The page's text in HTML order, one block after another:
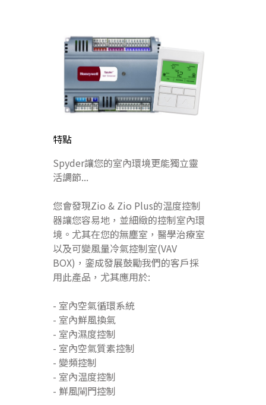
特點
Spyder讓您的室內環境更能獨立靈
活調節...
您會發現Zio & Zio Plus的温度控制
器讓您容易地，並細緻的控制室內環
境。尤其在您的無塵室，醫學治療室
以及可變風量冷氣控制室(VAV
BOX)，銮成發展鼓勵我們的客戶採
用此產品，尤其應用於:
- 室內空氣循環系統
- 室內鮮風換氣
- 室內濕度控制
- 室內空氣質素控制
- 變頻控制
- 室內温度控制
- 鮮風閳門控制